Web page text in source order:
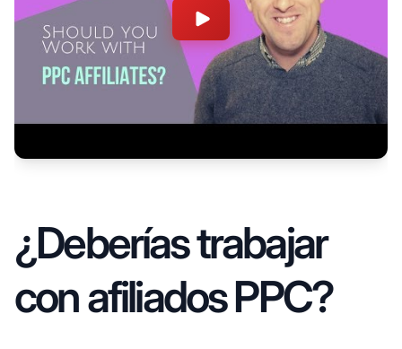
¿Deberías trabajar
con afiliados PPC?